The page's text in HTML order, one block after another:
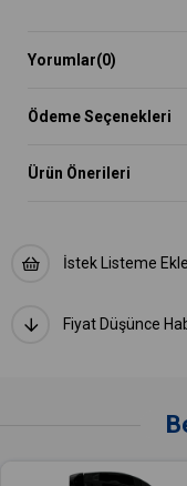
Yorumlar(0)
Ödeme Seçenekleri
Ürün Önerileri
İstek Listeme Ekle
Fiyat Düşünce